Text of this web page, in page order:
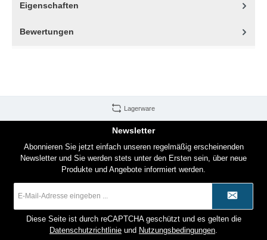
Eigenschaften
Bewertungen
Lagerware
Newsletter
Abonnieren Sie jetzt einfach unseren regelmäßig erscheinenden
Newsletter und Sie werden stets unter den Ersten sein, über neue
Produkte und Angebote informiert werden.
Mail-
Diese Seite ist durch reCAPTCHA geschützt und es gelten die
Datenschutzrichtlinie und Nutzungsbedingungen